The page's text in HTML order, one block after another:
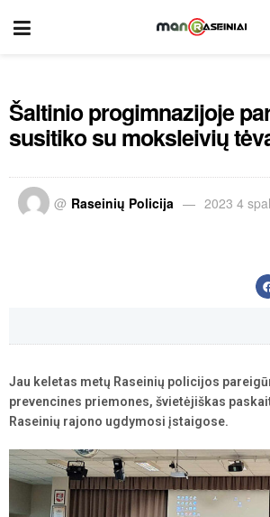
Šaltinio progimnazijoje
susitiko su moksleivių
@ Raseinių Policija 2023 4
Jau keletas metų Raseinių policijos
prevencines priemones, švietėjiškas
Raseinių rajono ugdymosi įstaigose.